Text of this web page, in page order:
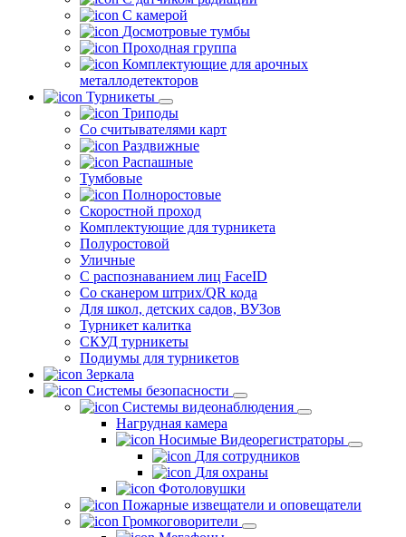
С камерой
Досмотровые тумбы
Проходная группа
Комплектующие для арочных
металлодетекторов
Турникеты
Триподы
Со считывателями карт
Раздвижные
Распашные
Тумбовые
Полноростовые
Скоростной проход
Комплектующие для турникета
Полуростовой
Уличные
С распознаванием лиц FaceID
Со сканером штрих/QR кода
Для школ, детских садов, ВУЗов
Турникет калитка
СКУД турникеты
Подиумы для турникетов
Зеркала
Системы безопасности
Системы видеонаблюдения
Нагрудная камера
Носимые Видеорегистраторы
Для сотрудников
Для охраны
Фотоловушки
Пожарные извещатели и оповещатели
Громкоговорители